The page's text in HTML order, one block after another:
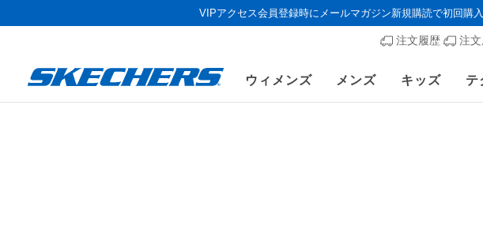
VIPアクセス会員登録時にメールマガジン新規購読で初回購
注文履歴 注
ウィメンズ メンズ キッズ テ